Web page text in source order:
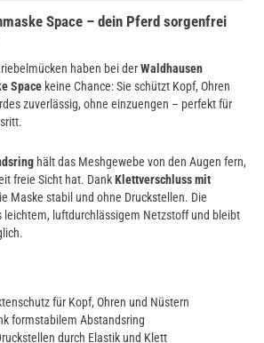
Space – dein Pferd sorgenfrei
haben bei derWaldhausen
Space keine Chance: Sie schützt Kopf, Ohren
zuverlässig, ohne einzuengen – perfekt für
hält das Meshgewebe von den Augen fern,
freie Sicht hat. DankKlettverschluss mit
Maske stabil und ohne Druckstellen. Die
leichtem, luftdurchlässigem Netzstoff und bleibt
für Kopf, Ohren und Nüstern
formstabilem Abstandsring
durch Elastik und Klett